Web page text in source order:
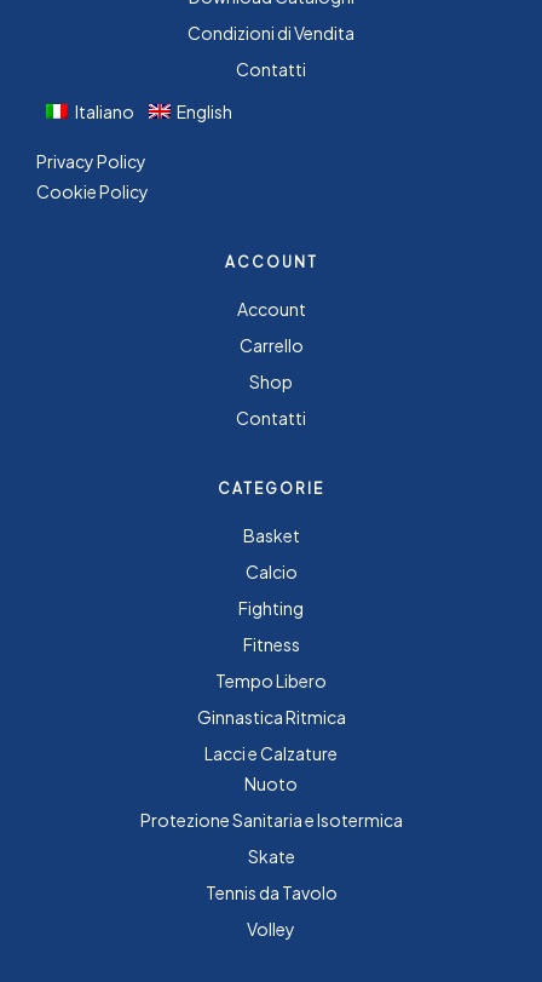
Condizioni di Vendita
Contatti
Italiano
English
Privacy Policy
Cookie Policy
ACCOUNT
Account
Carrello
Shop
Contatti
CATEGORIE
Basket
Calcio
Fighting
Fitness
Tempo Libero
Ginnastica Ritmica
Lacci e Calzature
Nuoto
Protezione Sanitaria e Isotermica
Skate
Tennis da Tavolo
Volley